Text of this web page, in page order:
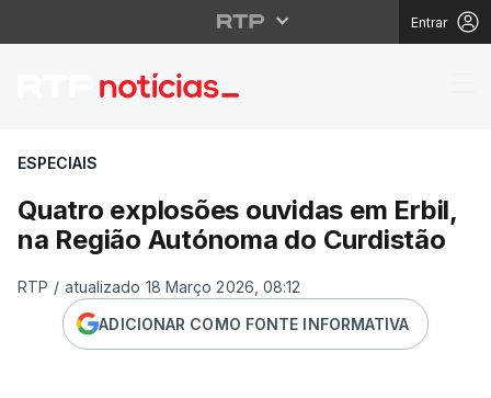
Entrar
Quatro explosões
ESPECIAIS
Quatro explosões ouvidas em Erbil,
na Região Autónoma do Curdistão
RTP / atualizado 18 Março 2026, 08:12
ADICIONAR COMO FONTE INFORMATIVA